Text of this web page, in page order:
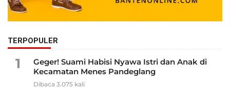
TERPOPULER
1
Geger! Suami Habisi Nyawa Istri dan Anak di
Kecamatan Menes Pandeglang
Dibaca 3.075 kali